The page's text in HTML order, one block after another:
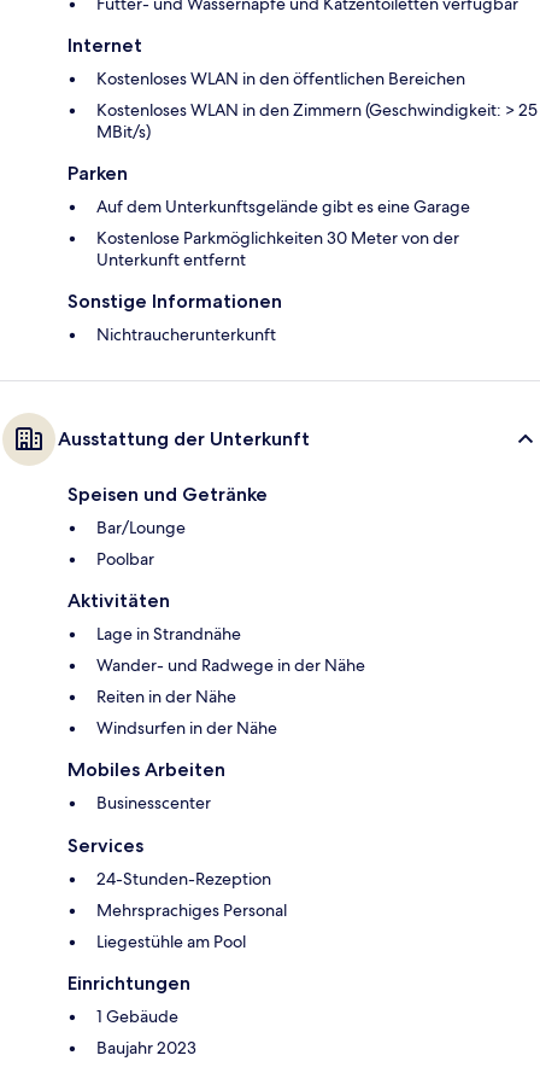
Internet
Kostenloses WLAN in den öffentlichen Bereichen
Kostenloses WLAN in den Zimmern (Geschwindigkeit: > 25
MBit/s)
Parken
Auf dem Unterkunftsgelände gibt es eine Garage
Kostenlose Parkmöglichkeiten 30 Meter von der
Unterkunft entfernt
Sonstige Informationen
Nichtraucherunterkunft
Ausstattung der Unterkunft
Speisen und Getränke
Bar/Lounge
Poolbar
Aktivitäten
Lage in Strandnähe
Wander- und Radwege in der Nähe
Reiten in der Nähe
Windsurfen in der Nähe
Mobiles Arbeiten
Businesscenter
Services
24-Stunden-Rezeption
Mehrsprachiges Personal
Liegestühle am Pool
Einrichtungen
1 Gebäude
Baujahr 2023